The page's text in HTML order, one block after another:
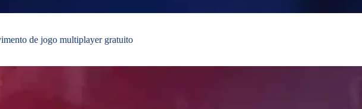
de jogo multiplayer gratuito